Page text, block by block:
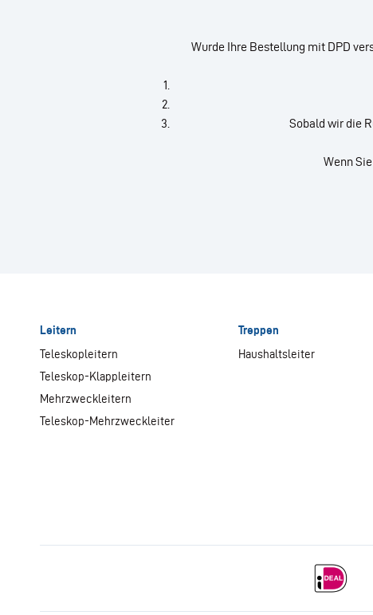
Wurde Ihre Bestellung mit DPD
Sobald wir die
Wenn
Leitern
Teleskopleitern
Teleskop-Klappleitern
Mehrzweckleitern
Teleskop-Mehrzweckleiter
Treppen
Haushaltsleiter